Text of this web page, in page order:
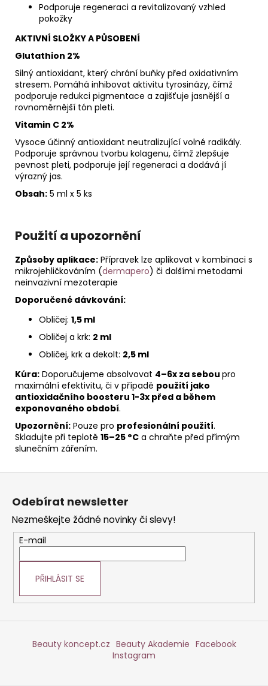
Podporuje regeneraci a revitalizovaný vzhled
pokožky
AKTIVNÍ SLOŽKY A PŮSOBENÍ
Glutathion 2%
Silný antioxidant, který chrání buňky před oxidativním
stresem. Pomáhá inhibovat aktivitu tyrosinázy, čímž
podporuje redukci pigmentace a zajišťuje jasnější a
rovnoměrnější tón pleti.
Vitamin C 2%
Vysoce účinný antioxidant neutralizující volné radikály.
Podporuje správnou tvorbu kolagenu, čímž zlepšuje
pevnost pleti, podporuje její regeneraci a dodává jí
výrazný jas.
Obsah: 5 ml x 5 ks
Použití a upozornění
Způsoby aplikace: Přípravek lze aplikovat v kombinaci s
mikrojehličkováním (dermapero) či dalšími metodami
neinvazivní mezoterapie
Doporučené dávkování:
Obličej: 1,5 ml
Obličej a krk: 2 ml
Obličej, krk a dekolt: 2,5 ml
Kúra: Doporučujeme absolvovat 4–6x za sebou pro
maximální efektivitu, či v případě použití jako
antioxidačního boosteru 1-3x před a během
exponovaného období.
Upozornění: Pouze pro profesionální použití.
Skladujte při teplotě 15–25 °C a chraňte před přímým
slunečním zářením.
Z
Odebírat newsletter
Nezmeškejte žádné novinky či slevy!
E-mail
PŘIHLÁSIT SE
Beauty koncept.cz Beauty Akademie Facebook
Instagram